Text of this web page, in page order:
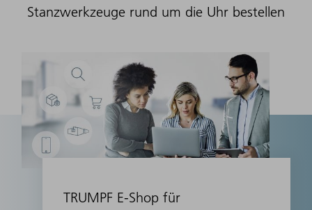
Stanzwerkzeuge rund um die Uhr bestellen
TRUMPF E-Shop für